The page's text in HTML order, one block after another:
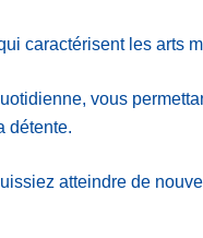
caractérisent les arts
vous
détente.
atteindre de